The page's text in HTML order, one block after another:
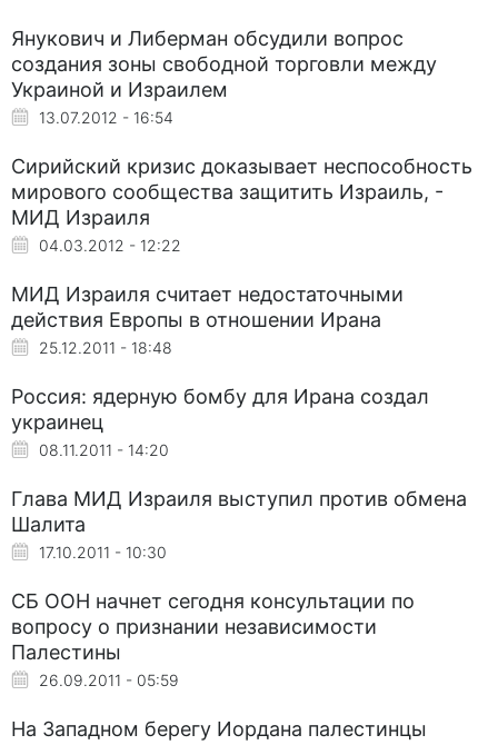
Янукович и Либерман обсудили вопрос
создания зоны свободной торговли между
Украиной и Израилем
13.07.2012 - 16:54
Сирийский кризис доказывает неспособность
мирового сообщества защитить Израиль, -
МИД Израиля
04.03.2012 - 12:22
МИД Израиля считает недостаточными
действия Европы в отношении Ирана
25.12.2011 - 18:48
Россия: ядерную бомбу для Ирана создал
украинец
08.11.2011 - 14:20
Глава МИД Израиля выступил против обмена
Шалита
17.10.2011 - 10:30
CБ ООН начнет сегодня консультации по
вопросу о признании независимости
Палестины
26.09.2011 - 05:59
На Западном берегу Иордана палестинцы